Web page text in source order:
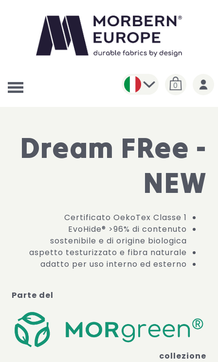
0
Dream FRee -
NEW
Certificato OekoTex Classe 1
EvoHide® >96% di contenuto
sostenibile e di origine biologica
aspetto testurizzato e fibra naturale
adatto per uso interno ed esterno
Parte del
collezione